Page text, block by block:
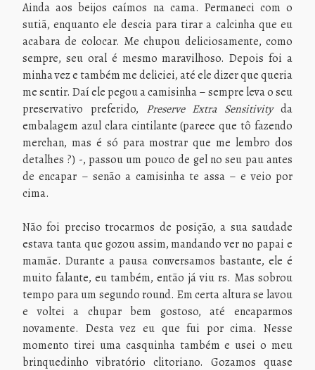
Ainda aos beijos caímos na cama. Permaneci com o
sutiã, enquanto ele descia para tirar a calcinha que eu
acabara de colocar. Me chupou deliciosamente, como
sempre, seu oral é mesmo maravilhoso. Depois foi a
minha vez e também me deliciei, até ele dizer que queria
me sentir. Daí ele pegou a camisinha – sempre leva o seu
preservativo preferido, Preserve Extra Sensitivityda
embalagem azul clara cintilante (parece que tô fazendo
merchan, mas é só para mostrar que me lembro dos
detalhes ?) -, passou um pouco de gel no seu pau antes
de encapar – senão a camisinha te assa – e veio por
cima.
Não foi preciso trocarmos de posição, a sua saudade
estava tanta que gozou assim, mandando ver no papai e
mamãe. Durante a pausa conversamos bastante, ele é
muito falante, eu também, então já viu rs. Mas sobrou
tempo para um segundo round. Em certa altura se lavou
e voltei a chupar bem gostoso, até encaparmos
novamente. Desta vez eu que fui por cima. Nesse
momento tirei uma casquinha também e usei o meu
brinquedinho vibratório clitoriano. Gozamos quase